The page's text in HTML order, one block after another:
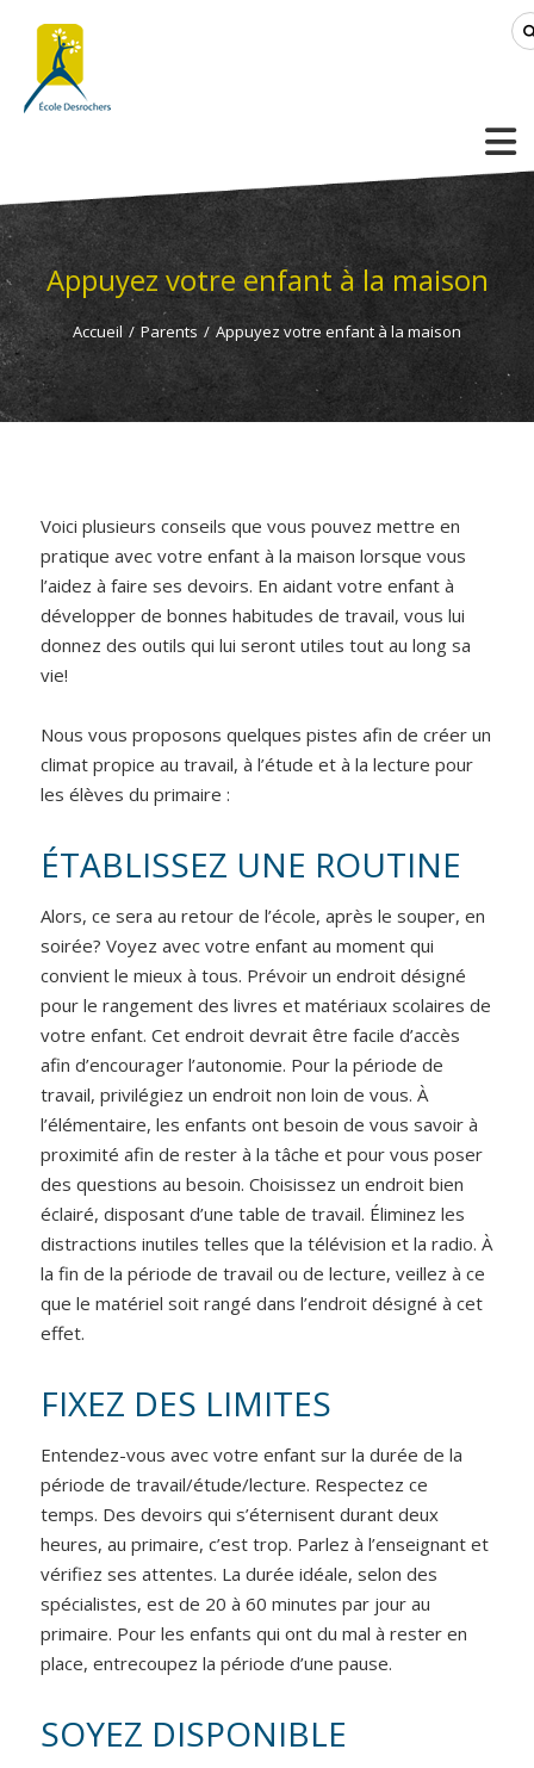
Appuyez votre enfant à la maison
Accueil / Parents / Appuyez votre enfant à la maison
Voici plusieurs conseils que vous pouvez mettre en
pratique avec votre enfant à la maison lorsque vous
l’aidez à faire ses devoirs. En aidant votre enfant à
développer de bonnes habitudes de travail, vous lui
donnez des outils qui lui seront utiles tout au long sa
vie!
Nous vous proposons quelques pistes afin de créer un
climat propice au travail, à l’étude et à la lecture pour
les élèves du primaire :
ÉTABLISSEZ UNE ROUTINE
Alors, ce sera au retour de l’école, après le souper, en
soirée? Voyez avec votre enfant au moment qui
convient le mieux à tous. Prévoir un endroit désigné
pour le rangement des livres et matériaux scolaires de
votre enfant. Cet endroit devrait être facile d’accès
afin d’encourager l’autonomie. Pour la période de
travail, privilégiez un endroit non loin de vous. À
l’élémentaire, les enfants ont besoin de vous savoir à
proximité afin de rester à la tâche et pour vous poser
des questions au besoin. Choisissez un endroit bien
éclairé, disposant d’une table de travail. Éliminez les
distractions inutiles telles que la télévision et la radio. À
la fin de la période de travail ou de lecture, veillez à ce
que le matériel soit rangé dans l’endroit désigné à cet
effet.
FIXEZ DES LIMITES
Entendez-vous avec votre enfant sur la durée de la
période de travail/étude/lecture. Respectez ce
temps. Des devoirs qui s’éternisent durant deux
heures, au primaire, c’est trop. Parlez à l’enseignant et
vérifiez ses attentes. La durée idéale, selon des
spécialistes, est de 20 à 60 minutes par jour au
primaire. Pour les enfants qui ont du mal à rester en
place, entrecoupez la période d’une pause.
SOYEZ DISPONIBLE